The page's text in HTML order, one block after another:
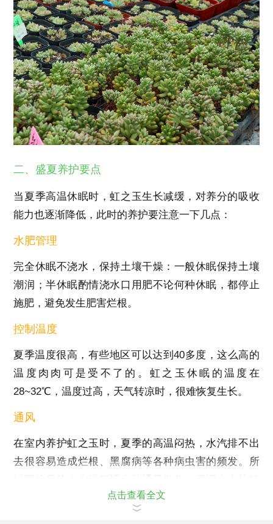
二、盛夏养护要点
当夏季高温休眠时，虹之玉生长减缓，对养分的吸收
能力也逐渐降低，此时的养护要注意一下几点：
水肥管理
完全休眠不浇水，保持土壤干燥：一般休眠保持土壤
潮润；半休眠酌情浇水口用肥不论何种休眠，都停止
施肥，避免发生肥害烂根。
控制温度
夏季温度很高，有些地区可以达到40多度，这么高的
温度肉肉可是受不了的。虹之玉休眠的温度在
28~32℃，温度过高，天气转凉时，很难恢复生长。
通风
在室内养护虹之玉时，夏季的高温闷热，水汽排不出
去很容易造成烂根、黑腐病等各种病虫害的频发。所
点击查看全文